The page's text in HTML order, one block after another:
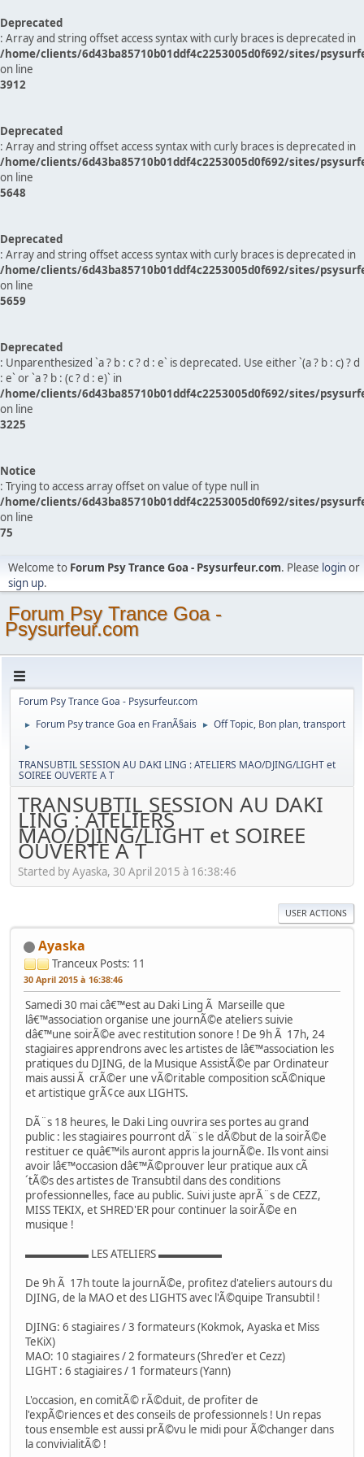
Deprecated
: Array and string offset access syntax with curly braces is deprecated in
/home/clients/6d43ba85710b01ddf4c2253005d0f692/sites/
on line
3912
Deprecated
: Array and string offset access syntax with curly braces is deprecated in
/home/clients/6d43ba85710b01ddf4c2253005d0f692/sites/
on line
5648
Deprecated
: Array and string offset access syntax with curly braces is deprecated in
/home/clients/6d43ba85710b01ddf4c2253005d0f692/sites/
on line
5659
Deprecated
: Unparenthesized `a ? b : c ? d : e` is deprecated. Use either `(a ? b : c) ? d
: e` or `a ? b : (c ? d : e)` in
/home/clients/6d43ba85710b01ddf4c2253005d0f692/sites/
on line
3225
Notice
: Trying to access array offset on value of type null in
/home/clients/6d43ba85710b01ddf4c2253005d0f692/sites/
on line
75
Welcome to Forum Psy Trance Goa - Psysurfeur.com. Please loginor
sign up.
Forum Psy Trance Goa -
Psysurfeur.com
Forum Psy Trance Goa - Psysurfeur.com
► Forum Psy trance Goa en FranÃ§ais ► Off Topic, Bon plan, transport
►
TRANSUBTIL SESSION AU DAKI LING : ATELIERS MAO/DJING/LIGHT et
SOIREE OUVERTE A T
TRANSUBTIL SESSION AU DAKI
LING : ATELIERS
MAO/DJING/LIGHT et SOIREE
OUVERTE A T
Started by Ayaska, 30 April 2015 à 16:38:46
USER ACTIONS
Ayaska
Tranceux Posts: 11
30 April 2015 à 16:38:46
Samedi 30 mai câ€™est au Daki Ling Ã Marseille que
lâ€™association organise une journÃ©e ateliers suivie
dâ€™une soirÃ©e avec restitution sonore ! De 9h Ã 17h, 24
stagiaires apprendrons avec les artistes de lâ€™association les
pratiques du DJING, de la Musique AssistÃ©e par Ordinateur
mais aussi Ã crÃ©er une vÃ©ritable composition scÃ©nique
et artistique grÃ¢ce aux LIGHTS.
DÃ¨s 18 heures, le Daki Ling ouvrira ses portes au grand
public : les stagiaires pourront dÃ¨s le dÃ©but de la soirÃ©e
restituer ce quâ€™ils auront appris la journÃ©e. Ils vont ainsi
avoir lâ€™occasion dâ€™Ã©prouver leur pratique aux cÃ
´tÃ©s des artistes de Transubtil dans des conditions
professionnelles, face au public. Suivi juste aprÃ¨s de CEZZ,
MISS TEKIX, et SHRED'ER pour continuer la soirÃ©e en
musique !
▬▬▬▬▬▬ LES ATELIERS ▬▬▬▬▬▬
De 9h Ã 17h toute la journÃ©e, profitez d'ateliers autours du
DJING, de la MAO et des LIGHTS avec l'Ã©quipe Transubtil !
DJING: 6 stagiaires / 3 formateurs (Kokmok, Ayaska et Miss
TeKiX)
MAO: 10 stagiaires / 2 formateurs (Shred'er et Cezz)
LIGHT : 6 stagiaires / 1 formateurs (Yann)
L'occasion, en comitÃ© rÃ©duit, de profiter de
l'expÃ©riences et des conseils de professionnels ! Un repas
tous ensemble est aussi prÃ©vu le midi pour Ã©changer dans
la convivialitÃ© !